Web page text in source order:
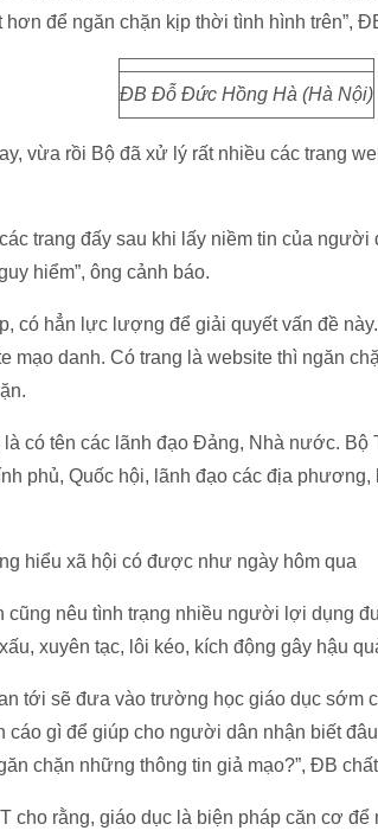
để ngăn chặn kịp thời tình hình trên”,
ĐB Đỗ Đức Hồng Hà (Hà Nội)
vừa rồi Bộ đã xử lý rất nhiều các trang
trang đấy sau khi lấy niềm tin của
hiểm”, ông cảnh báo.
có hẳn lực lượng để giải quyết vấn đề
mạo danh. Có trang là website thì ngăn
là có tên các lãnh đạo Đảng, Nhà nước.
phủ, Quốc hội, lãnh đạo các địa phương,
hiểu xã hội có được như ngày hôm qua
nêu tình trạng nhiều người lợi dụng
xuyên tạc, lôi kéo, kích động gây hậu
tới sẽ đưa vào trường học giáo dục sớm
gì để giúp cho người dân nhận biết
chặn những thông tin giả mạo?”, ĐB
cho rằng, giáo dục là biện pháp căn cơ